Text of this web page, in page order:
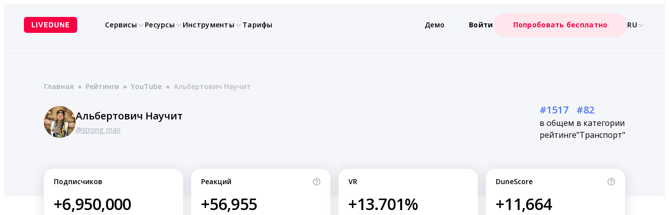
содержимому
Сервисы Ресурсы Инструменты Тарифы Демо Войти Попробовать бесплатно RU
Главная ● Рейтинги ● YouTube ● Альбертович Научит
Альбертович Научит
@strong_man
#1517
в общем
рейтинге
#82
в категории
"Транспорт"
Подписчиков
+6,950,000
Реакций
+56,955
VR
+13.701%
DuneScore
+11,664